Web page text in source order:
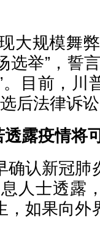
大规模舞
选举”，誓
目前，川
后法律诉
露疫情将
确认新冠肺
人士透露
，如果向外